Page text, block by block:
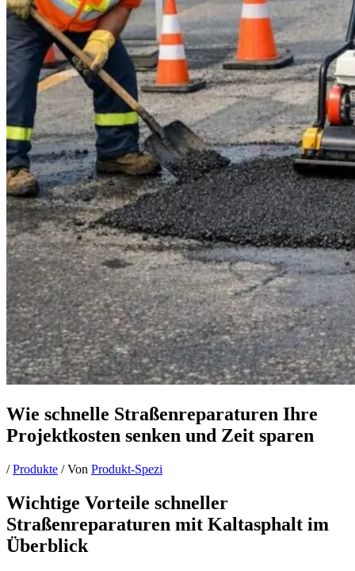
Wie schnelle Straßenreparaturen Ihre
Projektkosten senken und Zeit sparen
/Produkte / Von Produkt-Spezi
Wichtige Vorteile schneller
Straßenreparaturen mit Kaltasphalt im
Überblick